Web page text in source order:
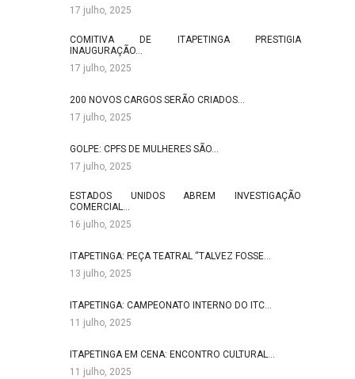
17 julho, 2025
COMITIVA DE ITAPETINGA PRESTIGIA
INAUGURAÇÃO…
17 julho, 2025
200 NOVOS CARGOS SERÃO CRIADOS…
17 julho, 2025
GOLPE: CPFS DE MULHERES SÃO…
17 julho, 2025
ESTADOS UNIDOS ABREM INVESTIGAÇÃO
COMERCIAL…
16 julho, 2025
ITAPETINGA: PEÇA TEATRAL “TALVEZ FOSSE…
13 julho, 2025
ITAPETINGA: CAMPEONATO INTERNO DO ITC…
11 julho, 2025
ITAPETINGA EM CENA: ENCONTRO CULTURAL…
11 julho, 2025